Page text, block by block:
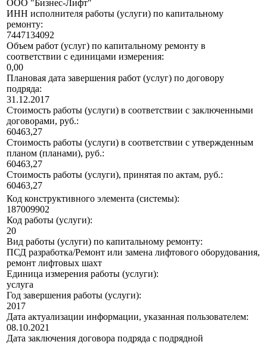
ООО "Бизнес-Лифт"
ИНН исполнителя работы (услуги) по капитальному
ремонту:
7447134092
Объем работ (услуг) по капитальному ремонту в
соответствии с единицами измерения:
0,00
Плановая дата завершения работ (услуг) по договору
подряда:
31.12.2017
Стоимость работы (услуги) в соответствии с заключенными
договорами, руб.:
60463,27
Стоимость работы (услуги) в соответствии с утвержденным
планом (планами), руб.:
60463,27
Стоимость работы (услуги), принятая по актам, руб.:
60463,27
Код конструктивного элемента (системы):
187009902
Код работы (услуги):
20
Вид работы (услуги) по капитальному ремонту:
ПСД разработка/Ремонт или замена лифтового оборудования,
ремонт лифтовых шахт
Единица измерения работы (услуги):
услуга
Год завершения работы (услуги):
2017
Дата актуализации информации, указанная пользователем:
08.10.2021
Дата заключения договора подряда с подрядной